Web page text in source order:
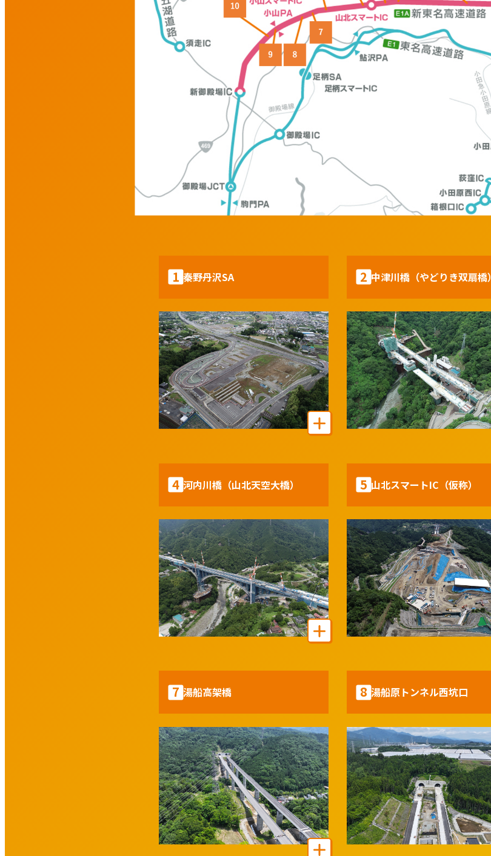
1 秦野丹沢SA 2 中津川橋（やどりき双扇橋）
4 河内川橋（山北天空大橋） 5 山北スマートIC（仮称）
7 湯船高架橋 8 湯船原トンネル西坑口
区間 伊勢原大山IC－新秦野IC
撮影場所 秦野丹沢SA
撮影日 2026年6月